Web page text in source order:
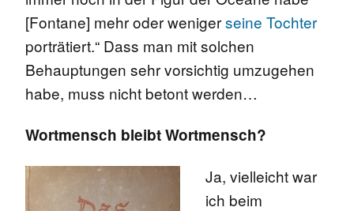
[Fontane] mehr oder wenigerseine Tochter
porträtiert.“ Dass man mit solchen
Behauptungen sehr vorsichtig umzugehen
habe, muss nicht betont werden…
Wortmensch bleibt Wortmensch?
Ja, vielleicht war
ich beim